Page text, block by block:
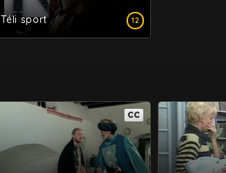
12
Téli sport
CC